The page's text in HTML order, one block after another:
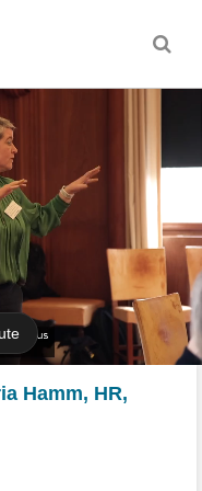
Hamm, HR,